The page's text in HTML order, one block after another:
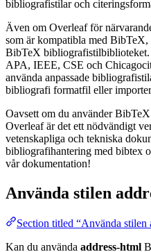
bibliografistilar och
Även om Overleaf för
som är kompatibla med
BibTeX
APA, IEEE, CSE och
använda anpassade
bibliografi formatfil eller
Oavsett om du använder
Overleaf är det ett nödvändigt
vetenskapliga och tekniska
bibliografihantering med bibtex
vår dokumentation!
Använda stilen
Section titled “Använda stilen
Kan du använda address-html